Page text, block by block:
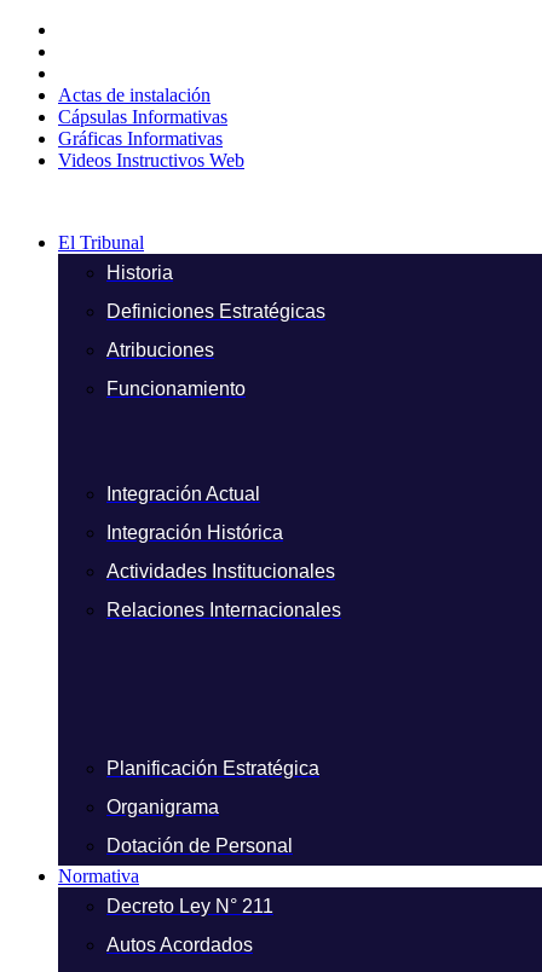
contenido
Actas de instalación
Cápsulas Informativas
Gráficas Informativas
Videos Instructivos Web
El Tribunal
Historia
Definiciones Estratégicas
Atribuciones
Funcionamiento
Integración Actual
Integración Histórica
Actividades Institucionales
Relaciones Internacionales
Planificación Estratégica
Organigrama
Dotación de Personal
Normativa
Decreto Ley N° 211
Autos Acordados